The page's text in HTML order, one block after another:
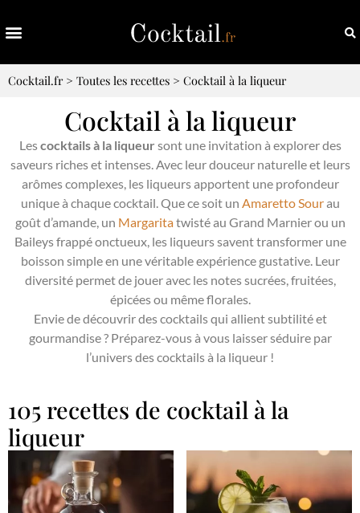
Cocktail.fr> Toutes les recettes > Cocktail à la liqueur
Cocktail à la liqueur
Lescocktails à la liqueur sont une invitation à explorer des
saveurs riches et intenses. Avec leur douceur naturelle et leurs
arômes complexes, les liqueurs apportent une profondeur
unique à chaque cocktail. Que ce soit un Amaretto Sourau
goût d’amande, un Margaritatwisté au Grand Marnier ou un
Baileys frappé onctueux, les liqueurs savent transformer une
boisson simple en une véritable expérience gustative. Leur
diversité permet de jouer avec les notes sucrées, fruitées,
épicées ou même florales.
Envie de découvrir des cocktails qui allient subtilité et
gourmandise ? Préparez-vous à vous laisser séduire par
l’univers des cocktails à la liqueur !
105 recettes de cocktail à la
liqueur